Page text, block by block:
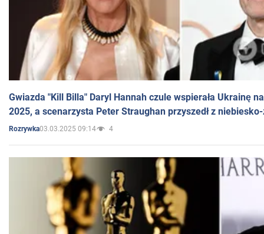
Gwiazda "Kill Billa" Daryl Hannah czule wspierała Ukrainę
2025, a scenarzysta Peter Straughan przyszedł z
Rozrywka03.03.2025 09:14 4